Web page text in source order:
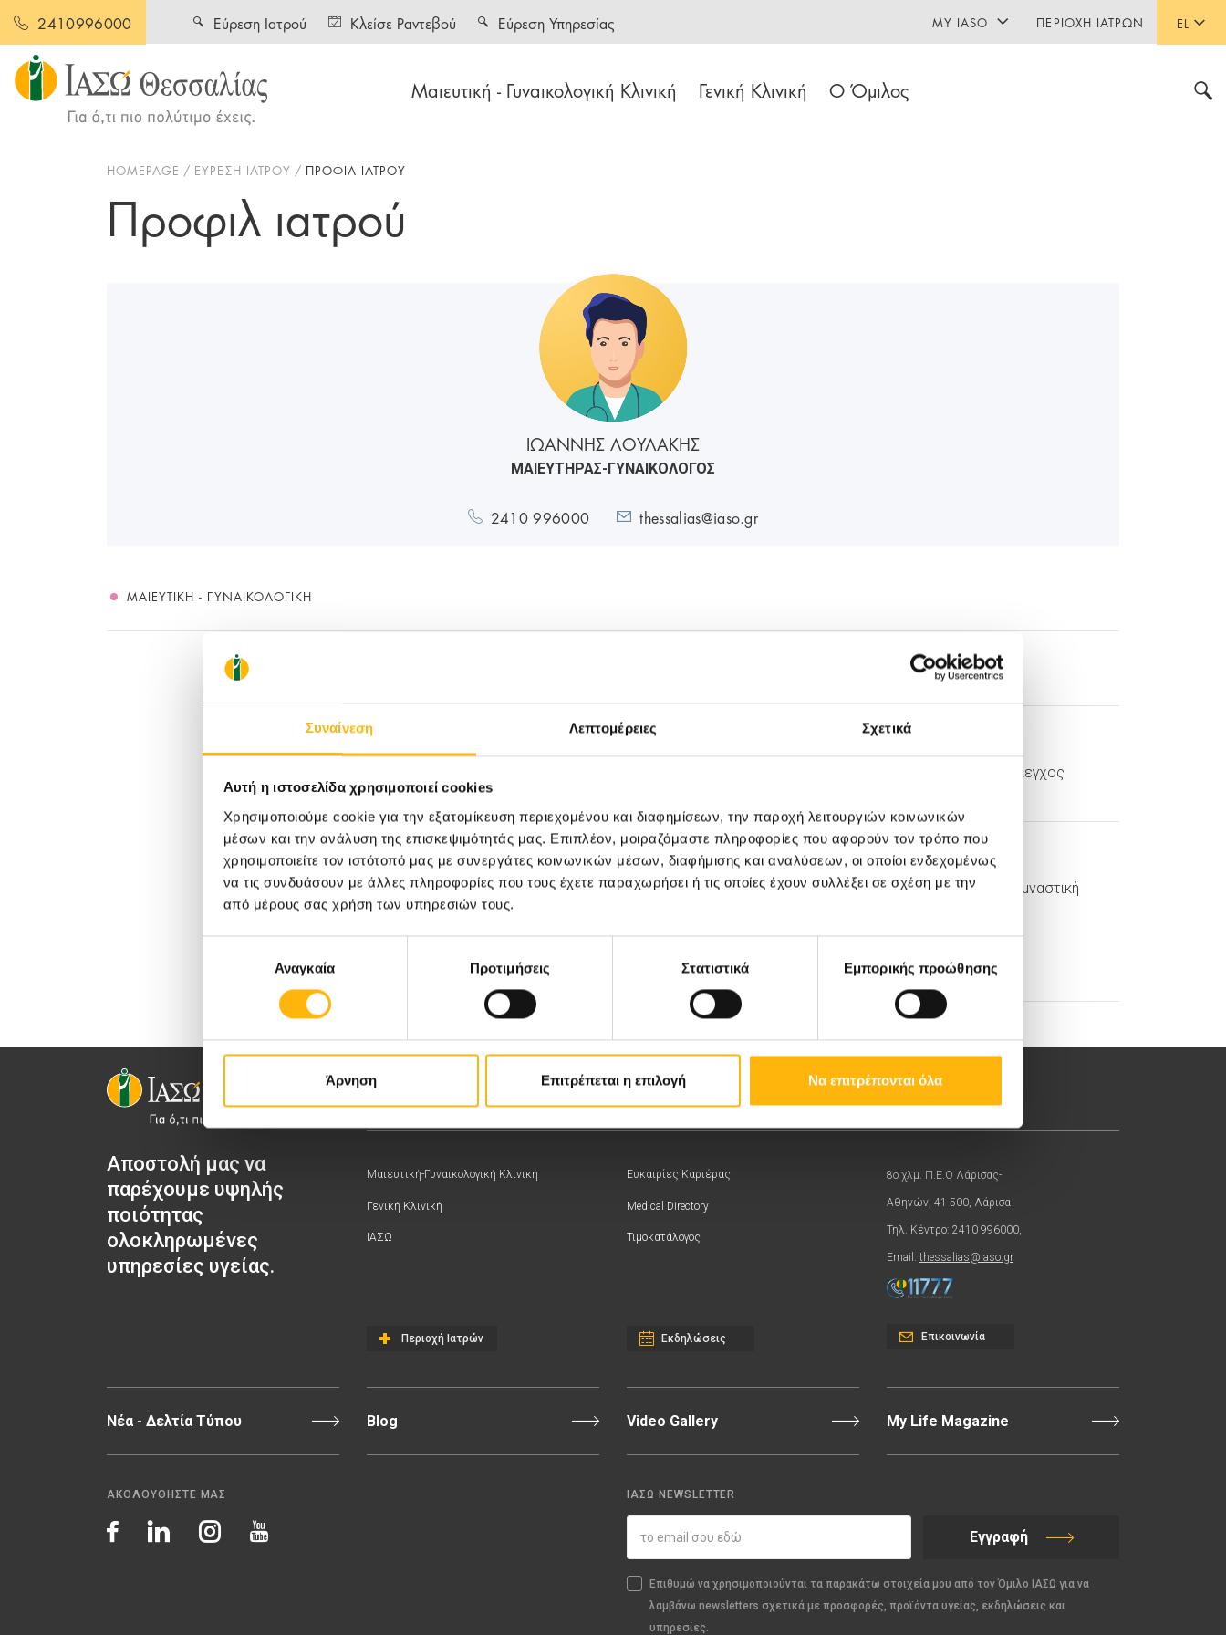
Συναίνεση Λεπτομέρειες Σχετικά
Αυτή η ιστοσελίδα χρησιμοποιεί cookies
Χρησιμοποιούμε cookie για την εξατομίκευση περιεχομένου και διαφημίσεων, την παροχή λειτουργιών κοινωνικών
μέσων και την ανάλυση της επισκεψιμότητάς μας. Επιπλέον, μοιραζόμαστε πληροφορίες που αφορούν τον τρόπο που
χρησιμοποιείτε τον ιστότοπό μας με συνεργάτες κοινωνικών μέσων, διαφήμισης και αναλύσεων, οι οποίοι ενδεχομένως
να τις συνδυάσουν με άλλες πληροφορίες που τους έχετε παραχωρήσει ή τις οποίες έχουν συλλέξει σε σχέση με την
από μέρους σας χρήση των υπηρεσιών τους.
συγκατάθεσηςΑναγκαία Προτιμήσεις Στατιστικά Εμπορικής προώθησης
Άρνηση Επιτρέπεται η επιλογή Να επιτρέπονται όλα
2410996000 EL
Μαιευτική - Γυναικολογική Κλινική Γενική Κλινική Ο Όμιλος
Εύρεση Ιατρού Κλείσε Ραντεβού Εύρεση Υπηρεσίας MY IASO ΠΕΡΙΟΧΉ ΙΑΤΡΏΝ
HOMEPAGE ΕΥΡΕΣΗ ΙΑΤΡΟΥ ΠΡΟΦΙΛ ΙΑΤΡΟΥ
Προφιλ ιατρού
ΙΩΑΝΝΗΣ ΛΟΥΛΑΚΗΣ
ΜΑΙΕΥΤΗΡΑΣ-ΓΥΝΑΙΚΟΛΟΓΟΣ
2410 996000 thessalias@iaso.gr
ΜΑΙΕΥΤΙΚΉ - ΓΥΝΑΙΚΟΛΟΓΙΚΉ
19/03/2019
Προγεννητικός Έλεγχος
22/02/2019
Εγκυμοσύνη και Γυμναστική
Medical Directory
Αποστολή μας να
παρέχουμε υψηλής
ποιότητας
ολοκληρωμένες
υπηρεσίες υγείας.
Μαιευτική-Γυναικολογική Κλινική
Γενική Κλινική
ΙΑΣΩ
Περιοχή Ιατρών
Ευκαιρίες Καριέρας
Medical Directory
Τιμοκατάλογος
Εκδηλώσεις
8ο χλμ. Π.Ε.Ο Λάρισας-
Αθηνών, 41 500, Λάρισα
Τηλ. Κέντρο: 2410 996000,
Email: thessalias@Iaso.gr
Επικοινωνία
Νέα - Δελτία Τύπου Blog Video Gallery My Life Magazine
ΑΚΟΛΟΥΘΗΣΤΕ ΜΑΣ ΙΑΣΩ NEWSLETTER
Εγγραφή
Επιθυμώ να χρησιμοποιούνται τα παρακάτω στοιχεία μου από τον Όμιλο ΙΑΣΩ για να
λαμβάνω newsletters σχετικά με προσφορές, προϊόντα υγείας, εκδηλώσεις και
υπηρεσίες.